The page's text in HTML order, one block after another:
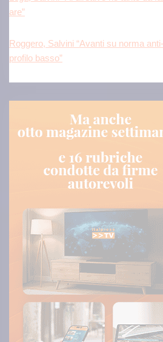
are”
profilo basso”